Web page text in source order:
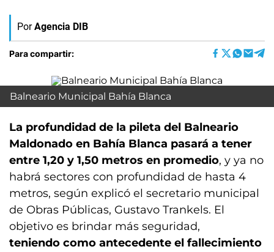
Por Agencia DIB
Para compartir:
Balneario Municipal Bahía Blanca
La profundidad de la pileta del Balneario
Maldonado en Bahía Blanca pasará a tener
entre 1,20 y 1,50 metros en promedio, y ya no
habrá sectores con profundidad de hasta 4
metros, según explicó el secretario municipal
de Obras Públicas, Gustavo Trankels. El
objetivo es brindar más seguridad,
teniendo como antecedente el fallecimiento